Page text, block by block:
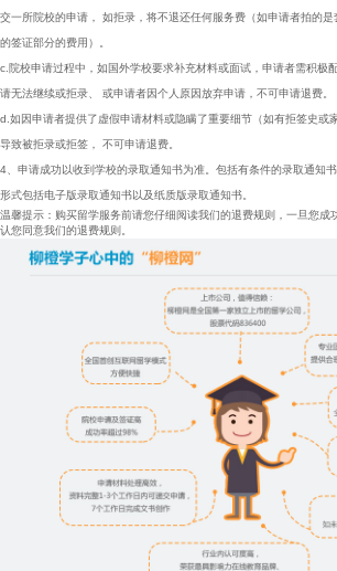
交一所院校的申请， 如拒录，将不退还任何服务费（如申请者拍的
的签证部分的费用）。
c.院校申请过程中，如国外学校要求补充材料或面试，申请者需积极
请无法继续或拒录、 或申请者因个人原因放弃申请，不可申请退费。
d.如因申请者提供了虚假申请材料或隐瞒了重要细节（如有拒签史或
导致被拒录或拒签， 不可申请退费。
4、申请成功以收到学校的录取通知书为准。包括有条件的录取通知
形式包括电子版录取通知书以及纸质版录取通知书。
温馨提示：购买留学服务前请您仔细阅读我们的退费规则，一旦您成
认您同意我们的退费规则。